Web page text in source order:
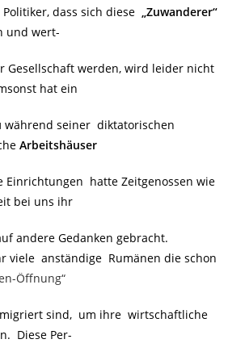
dass sich diese „Zuwanderer“
und wert-
Gesellschaft werden, wird leider nicht
hat ein
während seiner diktatorischen
Arbeitshäuser
Einrichtungen hatte Zeitgenossen wie
bei uns ihr
andere Gedanken gebracht.
viele anständige Rumänen die schon
Öffnung“
sind, um ihre wirtschaftliche
Diese Per-